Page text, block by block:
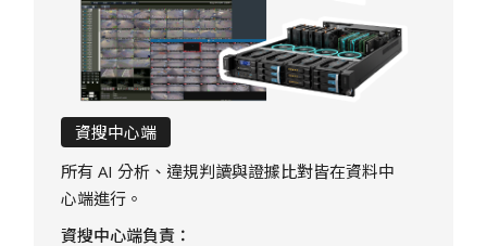
資搜中心端
所有 AI 分析、違規判讀與證據比對皆在資料中
心端進行。
資搜中心端負責：